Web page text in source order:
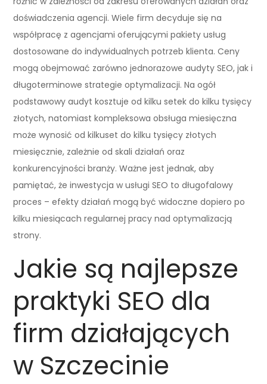
doświadczenia agencji. Wiele firm decyduje się na
współpracę z agencjami oferującymi pakiety usług
dostosowane do indywidualnych potrzeb klienta. Ceny
mogą obejmować zarówno jednorazowe audyty SEO, jak i
długoterminowe strategie optymalizacji. Na ogół
podstawowy audyt kosztuje od kilku setek do kilku tysięcy
złotych, natomiast kompleksowa obsługa miesięczna
może wynosić od kilkuset do kilku tysięcy złotych
miesięcznie, zależnie od skali działań oraz
konkurencyjności branży. Ważne jest jednak, aby
pamiętać, że inwestycja w usługi SEO to długofalowy
proces – efekty działań mogą być widoczne dopiero po
kilku miesiącach regularnej pracy nad optymalizacją
strony.
Jakie są najlepsze
praktyki SEO dla
firm działających
w Szczecinie